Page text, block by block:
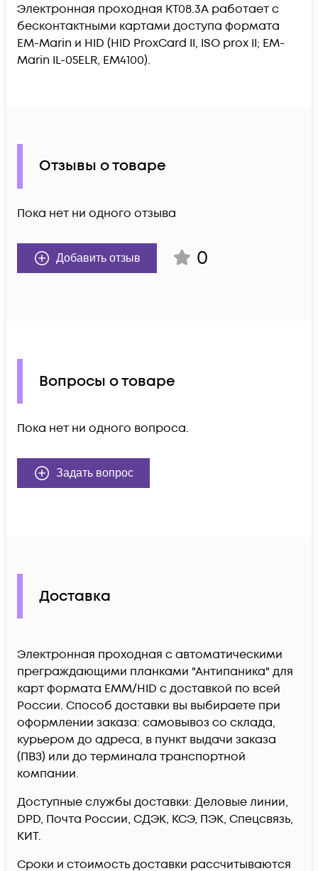
Электронная проходная KT08.3A работает с
бесконтактными картами доступа формата
EM-Marin и HID (HID ProxCard II, ISO prox II; EM-
Marin IL-05ELR, ЕМ4100).
Отзывы о товаре
Пока нет ни одного отзыва
Добавить отзыв 0
Вопросы о товаре
Пока нет ни одного вопроса.
Задать вопрос
Доставка
Электронная проходная с автоматическими
преграждающими планками "Антипаника" для
карт формата EMM/HID c доставкой по всей
России. Способ доставки вы выбираете при
оформлении заказа: самовывоз со склада,
курьером до адреса, в пункт выдачи заказа
(ПВЗ) или до терминала транспортной
компании.
Доступные службы доставки: Деловые линии,
DPD, Почта России, СДЭК, КСЭ, ПЭК, Спецсвязь,
КИТ.
Сроки и стоимость доставки рассчитываются